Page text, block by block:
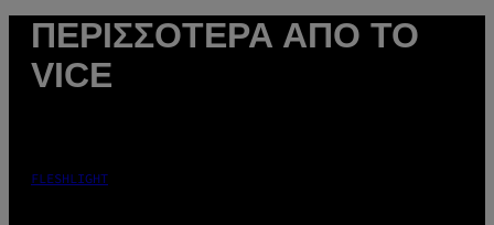
ΠΕΡΙΣΣΌΤΕΡΑ ΑΠΌ ΤΟ
VICE
FLESHLIGHT